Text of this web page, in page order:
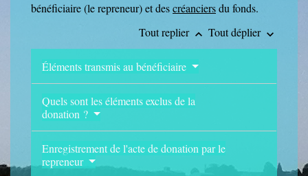
bénéficiaire (le repreneur) et descréanciersdu fonds.
Tout replier keyboard_arrow_up Tout déplier keyboard_arrow_down
Éléments transmis au bénéficiaire
Quels sont les éléments exclus de la
donation ?
Enregistrement de l'acte de donation par le
repreneur